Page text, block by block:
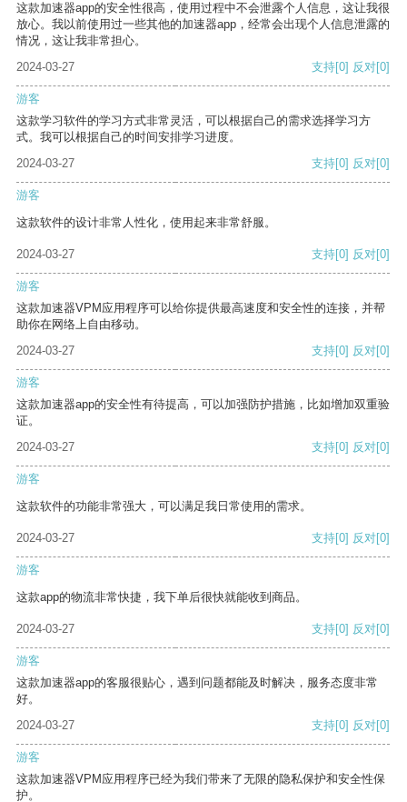
这款加速器app的安全性很高，使用过程中不会泄露个人信息，这让我很
放心。我以前使用过一些其他的加速器app，经常会出现个人信息泄露的
情况，这让我非常担心。
2024-03-27
支持[0] 反对[0]
游客
这款学习软件的学习方式非常灵活，可以根据自己的需求选择学习方
式。我可以根据自己的时间安排学习进度。
2024-03-27
支持[0] 反对[0]
游客
这款软件的设计非常人性化，使用起来非常舒服。
2024-03-27 支持[0] 反对[0]
游客
这款加速器VPM应用程序可以给你提供最高速度和安全性的连接，并帮
助你在网络上自由移动。
2024-03-27
支持[0] 反对[0]
游客
这款加速器app的安全性有待提高，可以加强防护措施，比如增加双重验
证。
2024-03-27
支持[0] 反对[0]
游客
这款软件的功能非常强大，可以满足我日常使用的需求。
2024-03-27 支持[0] 反对[0]
游客
这款app的物流非常快捷，我下单后很快就能收到商品。
2024-03-27 支持[0] 反对[0]
游客
这款加速器app的客服很贴心，遇到问题都能及时解决，服务态度非常
好。
2024-03-27
支持[0] 反对[0]
游客
这款加速器VPM应用程序已经为我们带来了无限的隐私保护和安全性保
护。